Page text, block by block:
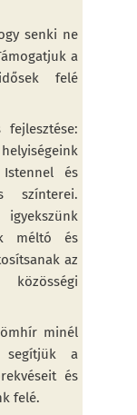
senki ne
a
felé
és
színterei.
méltó és
az
minél
segítjük a
és
felé.